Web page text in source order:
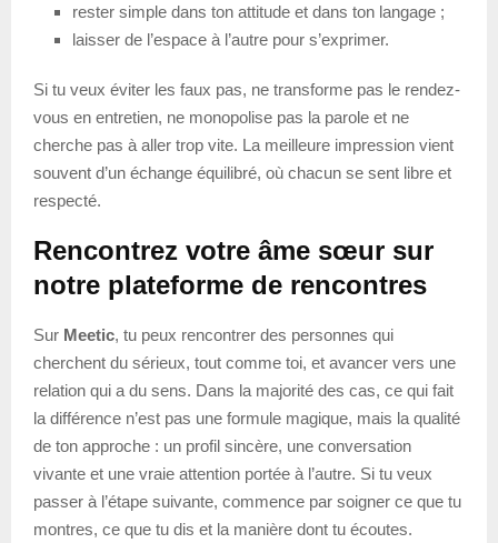
rester simple dans ton attitude et dans ton langage ;
laisser de l’espace à l’autre pour s’exprimer.
Si tu veux éviter les faux pas, ne transforme pas le rendez-
vous en entretien, ne monopolise pas la parole et ne
cherche pas à aller trop vite. La meilleure impression vient
souvent d’un échange équilibré, où chacun se sent libre et
respecté.
Rencontrez votre âme sœur sur
notre plateforme de rencontres
Sur Meetic, tu peux rencontrer des personnes qui
cherchent du sérieux, tout comme toi, et avancer vers une
relation qui a du sens. Dans la majorité des cas, ce qui fait
la différence n’est pas une formule magique, mais la qualité
de ton approche : un profil sincère, une conversation
vivante et une vraie attention portée à l’autre. Si tu veux
passer à l’étape suivante, commence par soigner ce que tu
montres, ce que tu dis et la manière dont tu écoutes.